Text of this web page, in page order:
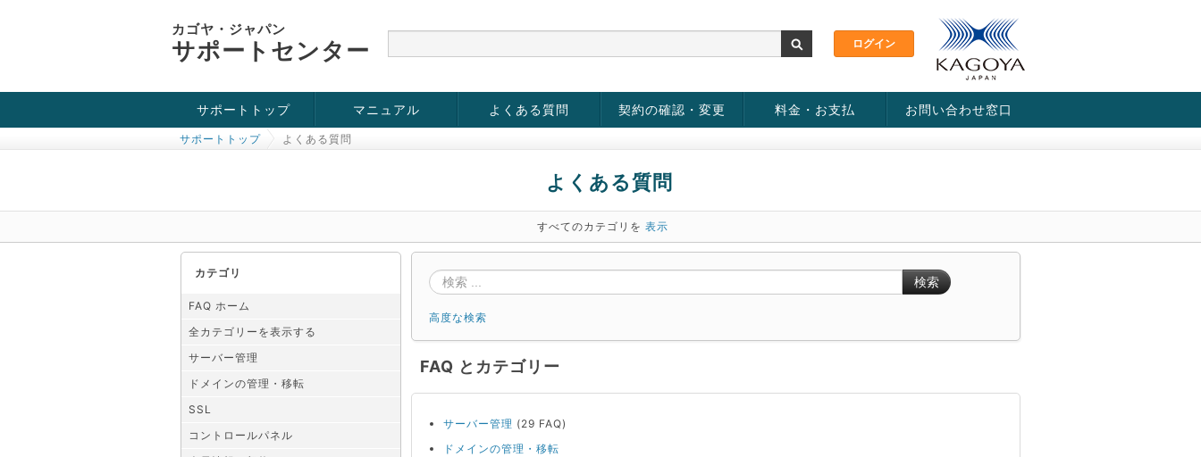
カゴヤ・ジャパン
サポートセンター
サポートトップ
お役立ち情報
チュートリアル
障害・メンテナンス情報
マニュアル よくある質問 契約の確認・変更 料金・お支払 お問い合わせ窓口
サポートトップ よくある質問
よくある質問
すべてのカテゴリを 表示
カテゴリ
FAQ ホーム
全カテゴリーを表示する
サーバー管理
ドメインの管理・移転
SSL
コントロールパネル
検索
高度な検索
FAQ とカテゴリー
サーバー管理 (29 FAQ)
ドメインの管理・移転